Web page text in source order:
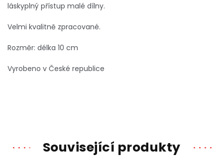
láskyplný přístup malé dílny.
Velmi kvalitně zpracované.
Rozměr: délka 10 cm
Vyrobeno v České republice
Související produkty